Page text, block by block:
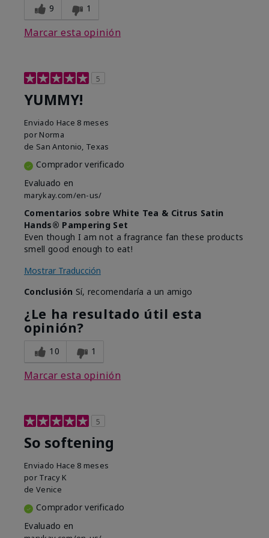
9 1
Marcar esta opinión
5
YUMMY!
Enviado Hace 8 meses
por Norma
de San Antonio, Texas
Comprador verificado
Evaluado en
marykay.com/en-us/
Comentarios sobre White Tea & Citrus Satin
Hands® Pampering Set
Even though I am not a fragrance fan these products
smell good enough to eat!
Mostrar Traducción
Conclusión Sí, recomendaría a un amigo
¿Le ha resultado útil esta
opinión?
10 1
Marcar esta opinión
5
So softening
Enviado Hace 8 meses
por Tracy K
de Venice
Comprador verificado
Evaluado en